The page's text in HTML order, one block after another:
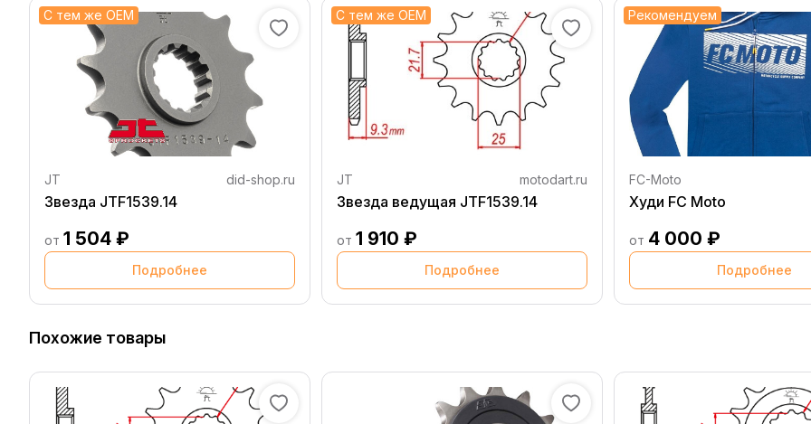
С тем же OEM
JT did-shop.ru
Звезда JTF1539.14
от 1 504 ₽
Подробнее
С тем же OEM
JT motodart.ru
Звезда ведущая JTF1539.14
от 1 910 ₽
Подробнее
Рекомендуем
FC-Moto
Худи FC Moto
от 4 000 ₽
Подробнее
Похожие товары